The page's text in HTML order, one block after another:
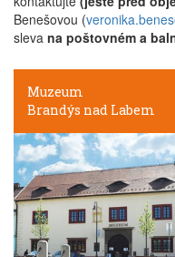
Benešovou (
sleva na poštovném a
Muzeum
Brandýs nad Labem